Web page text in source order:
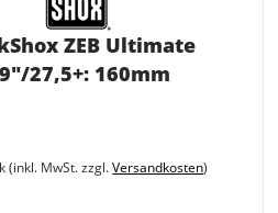
ZEB Ultimate
27,5+: 160mm
(inkl. MwSt. zzgl.Versandkosten)